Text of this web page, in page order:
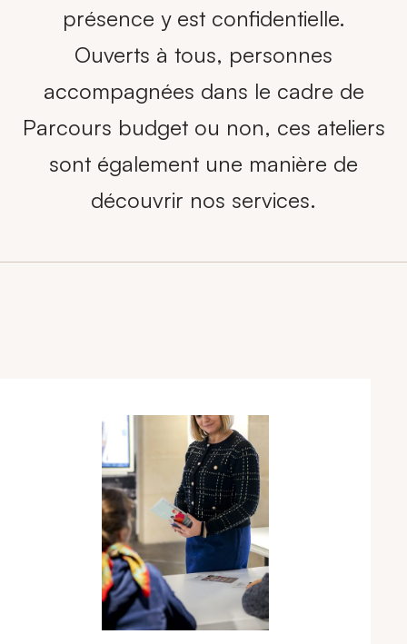
présence y est confidentielle.
Ouverts à tous, personnes
accompagnées dans le cadre de
Parcours budget ou non, ces ateliers
sont également une manière de
découvrir nos services.